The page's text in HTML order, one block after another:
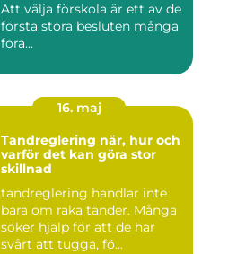
Att välja förskola är ett av de
första stora besluten många
förä...
16. maj
Tandreglering när, hur och
varför det kan göra stor
skillnad
tandreglering handlar inte
bara om raka tänder. Många
söker hjälp för att de har
svårt att tugga, fö...